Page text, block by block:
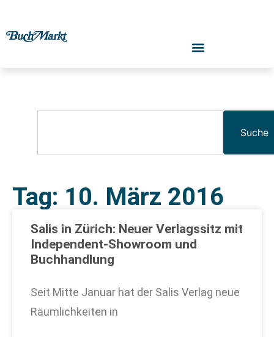
Suche
Tag: 10. März 2016
Salis in Zürich: Neuer Verlagssitz mit
Independent-Showroom und
Buchhandlung
Seit Mitte Januar hat der Salis Verlag neue
Räumlichkeiten in